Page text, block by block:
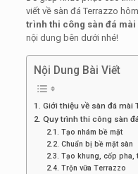
viết về sàn đá Terrazzo
trình thi công sàn đá
nội dung bên dưới nhé!
Nội Dung Bài Viết
1. Giới thiệu về sàn đá mài
2. Quy trình thi công sàn
2.1. Tạo nhám bề mặt
2.2. Chuẩn bị bề mặt sàn
2.3. Tạo khung, cốp pha,
2.4. Trộn vữa Terrazzo